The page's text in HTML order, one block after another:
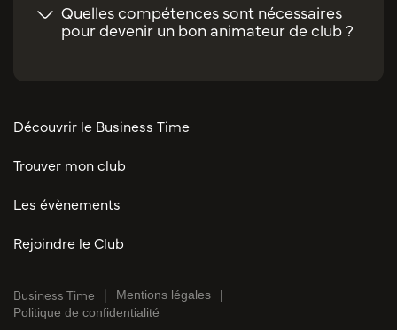
Quelles compétences sont nécessaires
pour devenir un bon animateur de club ?
Découvrir le Business Time
Trouver mon club
Les évènements
Rejoindre le Club
Business Time
Mentions légales
Politique de confidentialité